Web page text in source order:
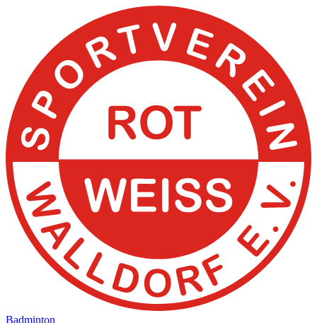
Badminton